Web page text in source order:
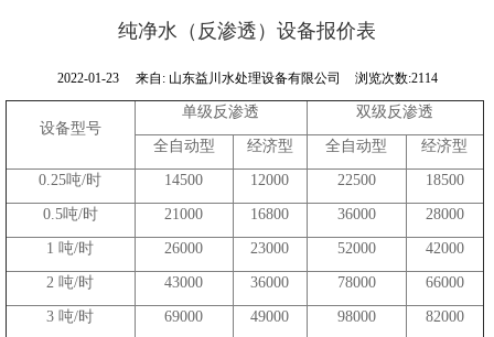
纯净水（反渗透）设备报价表
2022-01-23 来自: 山东益川水处理设备有限公司 浏览次数:2114
设备型号
单级反渗透 双级反渗透
全自动型 经济型 全自动型 经济型
0.25吨/时 14500 12000 22500 18500
0.5吨/时 21000 16800 36000 28000
1 吨/时 26000 23000 52000 42000
2 吨/时 43000 36000 78000 66000
3 吨/时 69000 49000 98000 82000